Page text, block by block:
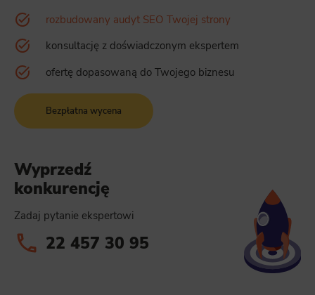
rozbudowany audyt SEO Twojej strony
konsultację z doświadczonym ekspertem
ofertę dopasowaną do Twojego biznesu
Bezpłatna wycena
Wyprzedź
konkurencję
Zadaj pytanie ekspertowi
22 457 30 95